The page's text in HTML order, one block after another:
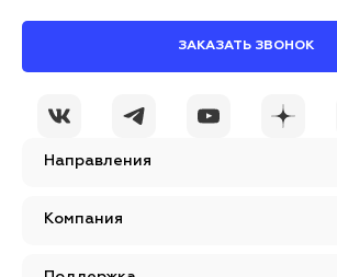
Направления
Компания
ЗАКАЗАТЬ ЗВОНОК